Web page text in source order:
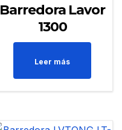
Barredora Lavor
1300
Leer más